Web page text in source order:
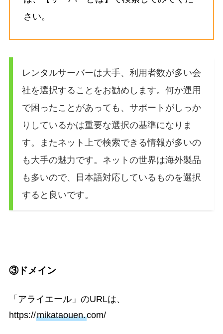
さい。
レンタルサーバーは大手、利用者数が多い会
社を選択することをお勧めします。何か運用
で困ったことがあっても、サポートがしっか
りしているかは重要な選択の基準になりま
す。またネット上で検索できる情報が多いの
も大手の魅力です。ネットの世界は海外製品
も多いので、日本語対応しているものを選択
すると良いです。
③ドメイン
「アライエール」のURLは、
https://mikataouen.com/